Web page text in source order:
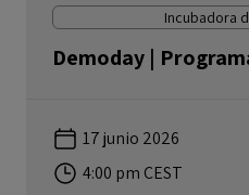
Incubadora
Demoday |
17 junio 2026
4:00 pm CEST